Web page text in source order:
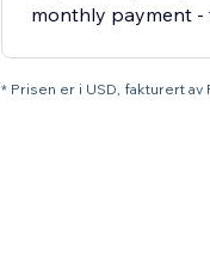
monthly payment -
* Prisen er i USD, fakturert av